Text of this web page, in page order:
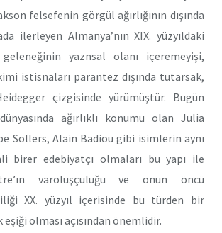
felsefenin görgül ağırlığının dışında
ilerleyen Almanya’nın XIX. yüzyıldaki
yaznsal olanı içeremeyişi,
istisnaları parantez dışında tutarsak,
çizgisinde yürümüştür. Bugün
ağırlıklı konumu olan Julia
Sollers, Alain Badiou gibi isimlerin aynı
birer edebiyatçı olmaları bu yapı ile
varoluşçuluğu ve onun öncü
XX. yüzyıl içerisinde bu türden bir
eşiği olması açısından önemlidir.